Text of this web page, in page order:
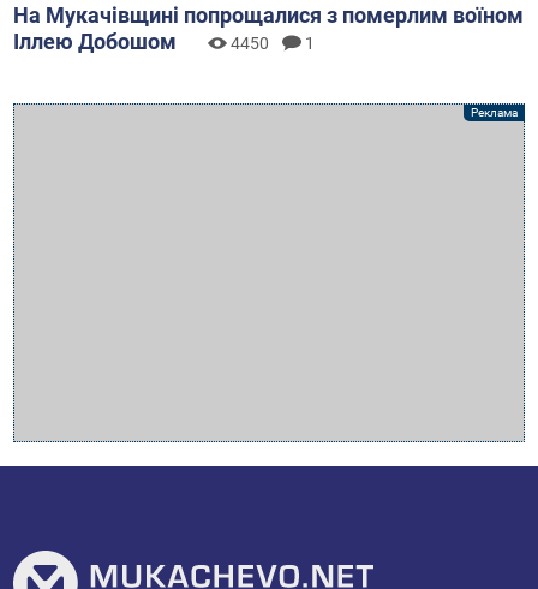
На Мукачівщині попрощалися з померлим воїном
Іллею Добошом
4450 1